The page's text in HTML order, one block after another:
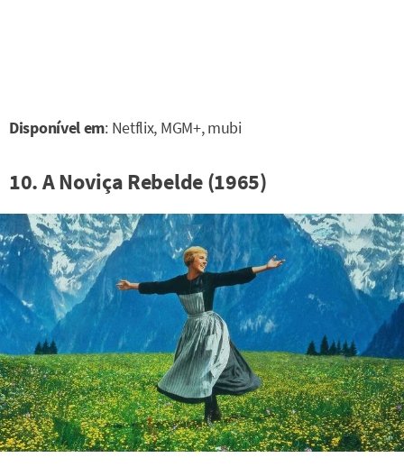
Disponível em: Netflix, MGM+, mubi
10. A Noviça Rebelde (1965)